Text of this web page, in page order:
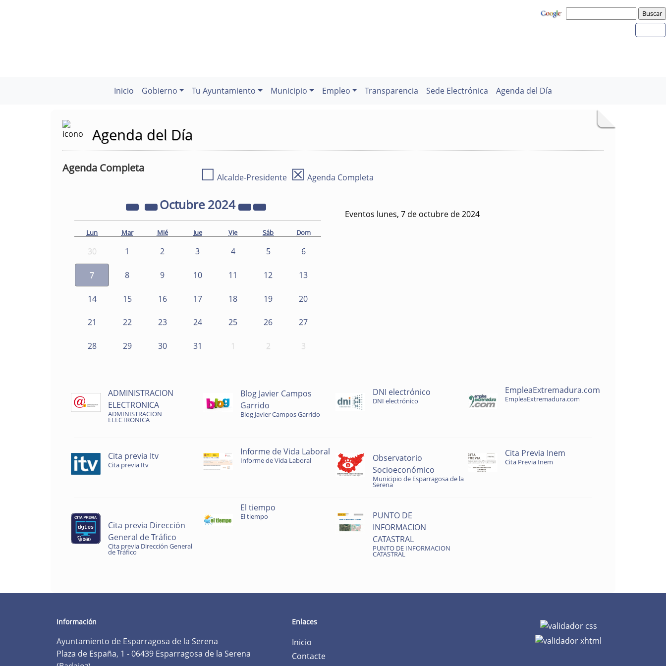
Inicio Gobierno Tu Ayuntamiento Municipio Empleo Transparencia Sede Electrónica Agenda del Día
Agenda del Día
Agenda Completa ☐ Alcalde-Presidente ☒ Agenda Completa
Octubre2024
Lun Mar Mié Jue Vie Sáb Dom
30 1 2 3 4 5 6
7 8 9 10 11 12 13
14 15 16 17 18 19 20
21 22 23 24 25 26 27
28 29 30 31 1 2 3
Eventos lunes, 7 de octubre de 2024
ADMINISTRACION
ELECTRONICA
ADMINISTRACION
ELECTRONICA
Blog Javier Campos
Garrido
Blog Javier Campos Garrido
DNI electrónico
DNI electrónico
EmpleaExtremadura.com
EmpleaExtremadura.com
Cita previa Itv
Cita previa Itv
Informe de Vida Laboral
Informe de Vida Laboral
Observatorio
Socioeconómico
Municipio de Esparragosa de la
Serena
Cita Previa Inem
Cita Previa Inem
Cita previa Dirección
General de Tráfico
Cita previa Dirección General
de Tráfico
El tiempo
El tiempo
PUNTO DE
INFORMACION
CATASTRAL
PUNTO DE INFORMACION
CATASTRAL
Información
Ayuntamiento de Esparragosa de la Serena
Plaza de España, 1 - 06439 Esparragosa de la Serena
Enlaces
Inicio
Contacte